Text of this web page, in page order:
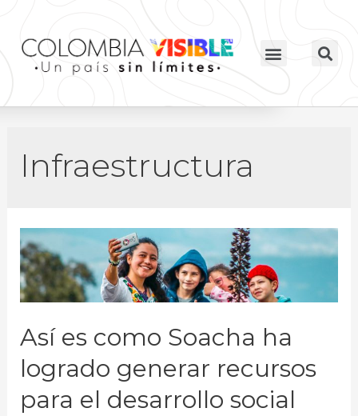
Infraestructura
Así es como Soacha ha
logrado generar recursos
para el desarrollo social